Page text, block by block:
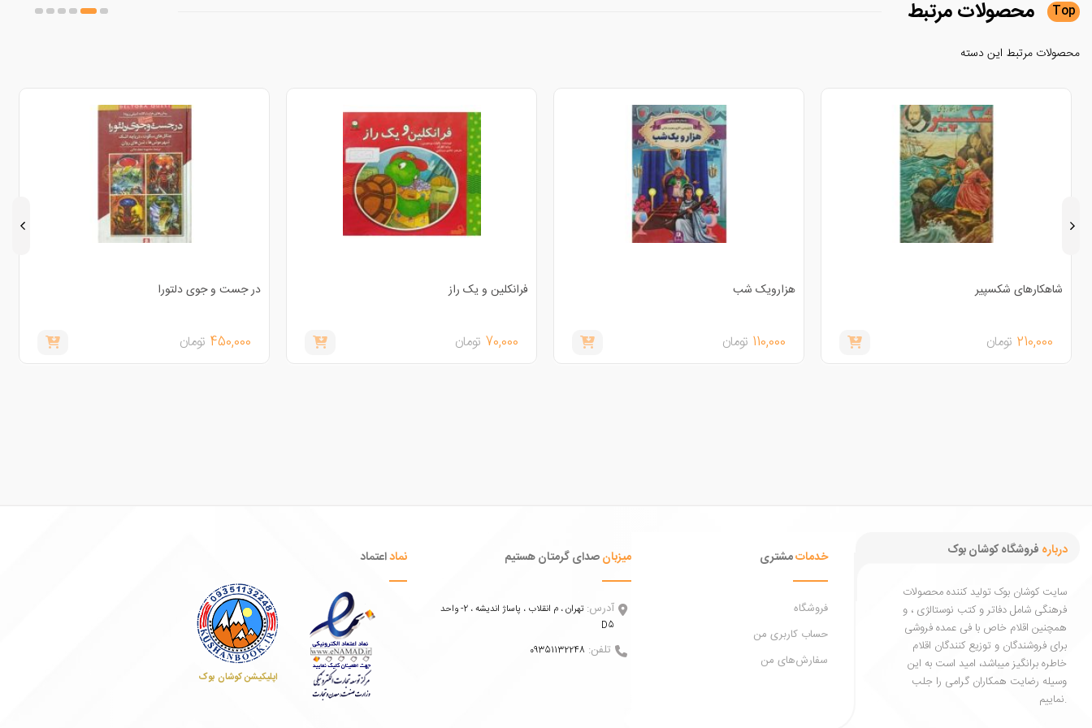
Top محصولاتمرتبط
محصولات مرتبط این دسته
شاهکارهای شکسپیر
210,000 تومان
هزارویک شب
110,000 تومان
فرانکلین و یک راز
70,000 تومان
در جست و جوی دلتورا
450,000 تومان
درباره فروشگاه کوشان بوک
سایت کوشان بوک تولید کننده محصولات
فرهنگی شامل دفاتر و کتب نوستالژی ، و
همچنین اقلام خاص با فی عمده فروشی
برای فروشندگان و توزیع کنندگان اقلام
خاطره برانگیز میباشد، امید است به این
وسیله رضایت همکاران گرامی را جلب
نماییم.
خدماتمشتری
فروشگاه
حساب کاربری من
سفارش‌های من
میزبانصدای گرمتان هستیم
آدرس:
تهران ، م انقلاب ، پاساژ اندیشه ، 2- واحد
D5
تلفن: 09351132248
نماداعتماد
اپلیکیشن کوشان بوک